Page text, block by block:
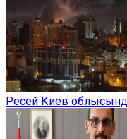
Ресей Киев